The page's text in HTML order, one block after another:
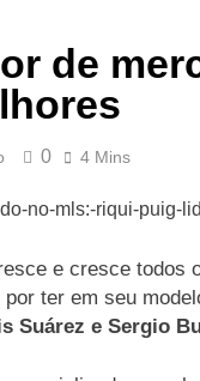
de
0 4 Mins
e cresce todos
ter em seu
Suárez e Sergio